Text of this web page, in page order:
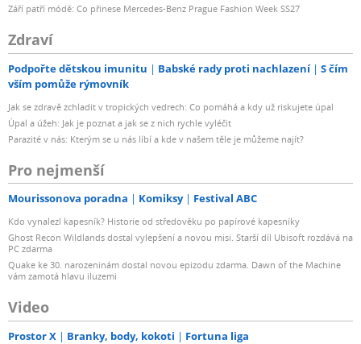
Září patří módě: Co přinese Mercedes-Benz Prague Fashion Week SS27
Zdraví
Podpořte dětskou imunitu Babské rady proti nachlazení
S čím
vším pomůže rýmovník
Jak se zdravě zchladit v tropických vedrech: Co pomáhá a kdy už riskujete úpal
Úpal a úžeh: Jak je poznat a jak se z nich rychle vyléčit
Parazité v nás: Kterým se u nás líbí a kde v našem těle je můžeme najít?
Pro nejmenší
Mourissonova poradna Komiksy Festival ABC
Kdo vynalezl kapesník? Historie od středověku po papírové kapesníky
Ghost Recon Wildlands dostal vylepšení a novou misi. Starší díl Ubisoft rozdává na
PC zdarma
Quake ke 30. narozeninám dostal novou epizodu zdarma. Dawn of the Machine
vám zamotá hlavu iluzemi
Video
Prostor X Branky, body, kokoti Fortuna liga